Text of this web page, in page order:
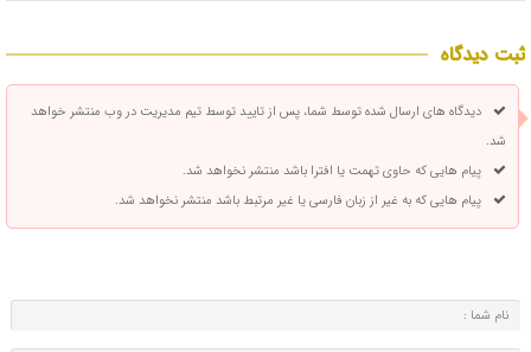
ثبت دیدگاه
دیدگاه های ارسال شده توسط شما، پس از تایید توسط تیم مدیریت در وب منتشر خواهد
شد.
پیام هایی که حاوی تهمت یا افترا باشد منتشر نخواهد شد.
پیام هایی که به غیر از زبان فارسی یا غیر مرتبط باشد منتشر نخواهد شد.